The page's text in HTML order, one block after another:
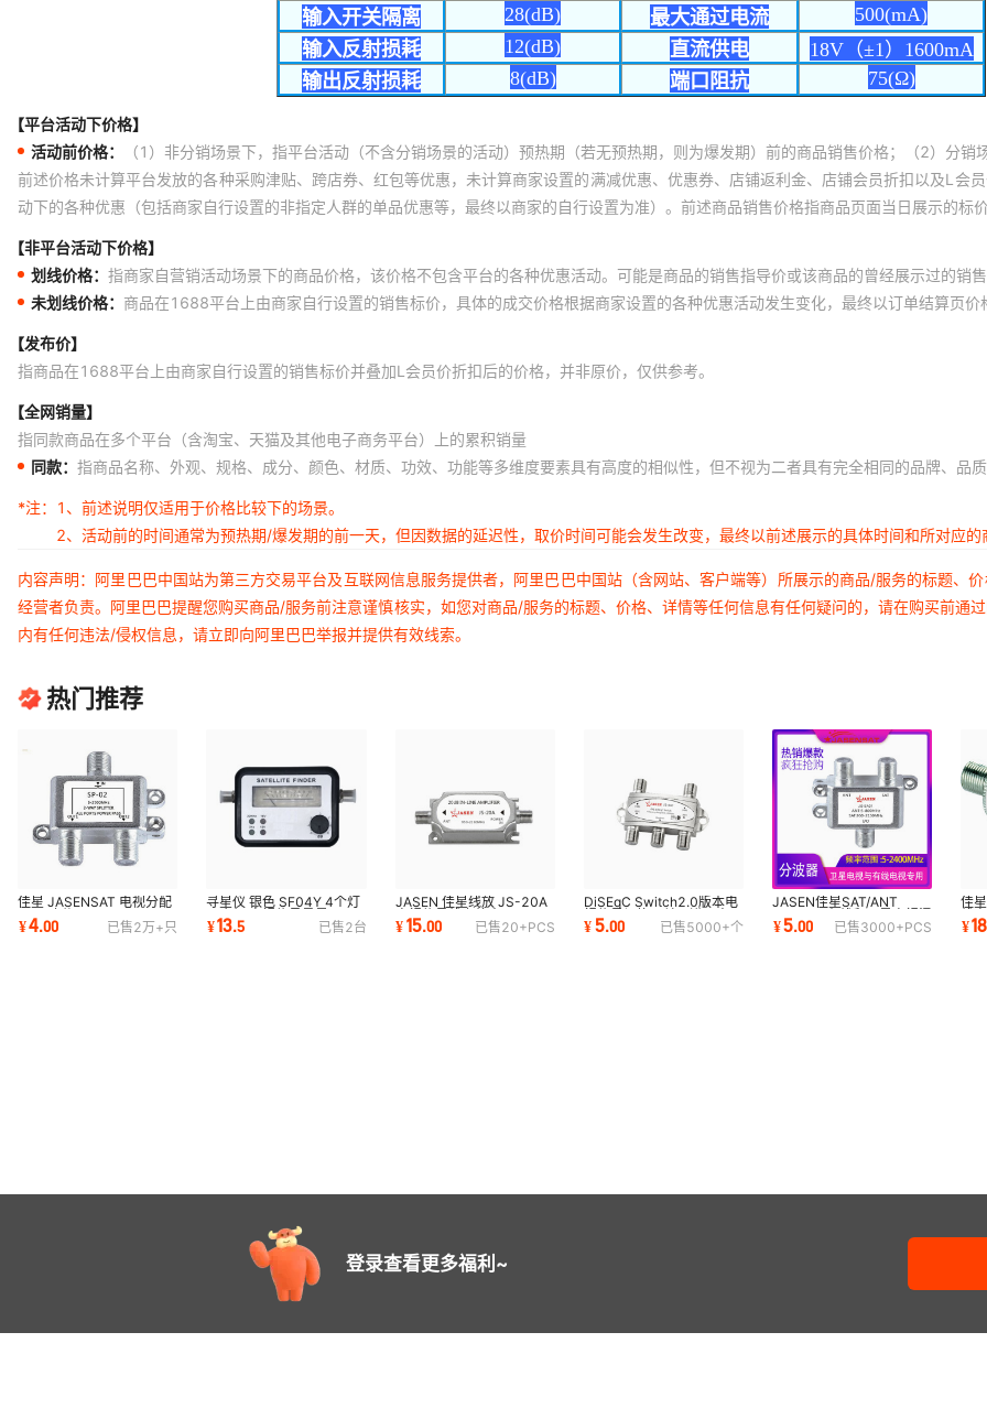
【平台活动下价格】
活动前价格：
（1）非分销场景下，指平台活动（不含分销场景的活动）预热期（若无预热期，则为爆发期）前的商品销售价格；（2）分
前述价格未计算平台发放的各种采购津贴、跨店券、红包等优惠，未计算商家设置的满减优惠、优惠券、店铺返利金、店铺会员折扣以及L会
动下的各种优惠（包括商家自行设置的非指定人群的单品优惠等，最终以商家的自行设置为准）。前述商品销售价格指商品页面当日展示的标
【非平台活动下价格】
划线价格： 指商家自营销活动场景下的商品价格，该价格不包含平台的各种优惠活动。可能是商品的销售指导价或该商品的曾经展示过的销售
未划线价格： 商品在1688平台上由商家自行设置的销售标价，具体的成交价格根据商家设置的各种优惠活动发生变化，最终以订单结算页价
【发布价】
指商品在1688平台上由商家自行设置的销售标价并叠加L会员价折扣后的价格，并非原价，仅供参考。
【全网销量】
指同款商品在多个平台（含淘宝、天猫及其他电子商务平台）上的累积销量
同款： 指商品名称、外观、规格、成分、颜色、材质、功效、功能等多维度要素具有高度的相似性，但不视为二者具有完全相同的品牌、品质
*注：
1、前述说明仅适用于价格比较下的场景。
2、活动前的时间通常为预热期/爆发期的前一天，但因数据的延迟性，取价时间可能会发生改变，最终以前述展示的具体时间和所对应的
内容声明：阿里巴巴中国站为第三方交易平台及互联网信息服务提供者，阿里巴巴中国站（含网站、客户端等）所展示的商品/服务的标题、
经营者负责。阿里巴巴提醒您购买商品/服务前注意谨慎核实，如您对商品/服务的标题、价格、详情等任何信息有任何疑问的，请在购买前通
内有任何违法/侵权信息，请立即向阿里巴巴举报并提供有效线索。
热门推荐
佳星 JASENSAT 电视分配
器 二功分器 2-way splitter
SP02
¥4.00 已售2万+只
寻星仪 银色 SF04Y 4个灯
四个灯 电视信号寻星仪
¥13.5 已售2台
JASEN 佳星线放 JS-20A
电视信号线上放大器
10db/20db
¥15.00 已售20+PCS
DiSEqC Switch2.0版本电
视信号切换开关四进一出四
切一开关JS-04C
¥5.00 已售5000+个
JASEN佳星SAT/ANT
Diplexer 有线和卫星电视混
合器/分波器JS-SA01
¥5.00 已售3000+PCS
佳
线
器
¥18
登录查看更多福利~